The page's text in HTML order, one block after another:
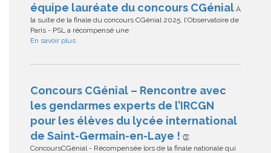
équipe lauréate du concours CGénial À
la suite de la finale du concours CGénial 2025, l'Observatoire de
Paris - PSL a récompensé une
En savoir plus
Concours CGénial – Rencontre avec
les gendarmes experts de l’IRCGN
pour les élèves du lycée international
de Saint-Germain-en-Laye ! 👏
ConcoursCGénial - Récompensée lors de la finale nationale qui